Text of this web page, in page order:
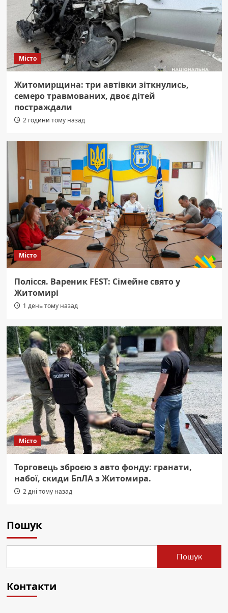
Місто
Житомирщина: три автівки зіткнулись,
семеро травмованих, двоє дітей
постраждали
2 години тому назад
Місто
Полісся. Вареник FEST: Сімейне свято у
Житомирі
1 день тому назад
Місто
Торговець зброєю з авто фонду: гранати,
набої, скиди БпЛА з Житомира.
2 дні тому назад
Пошук
Пошук
Контакти